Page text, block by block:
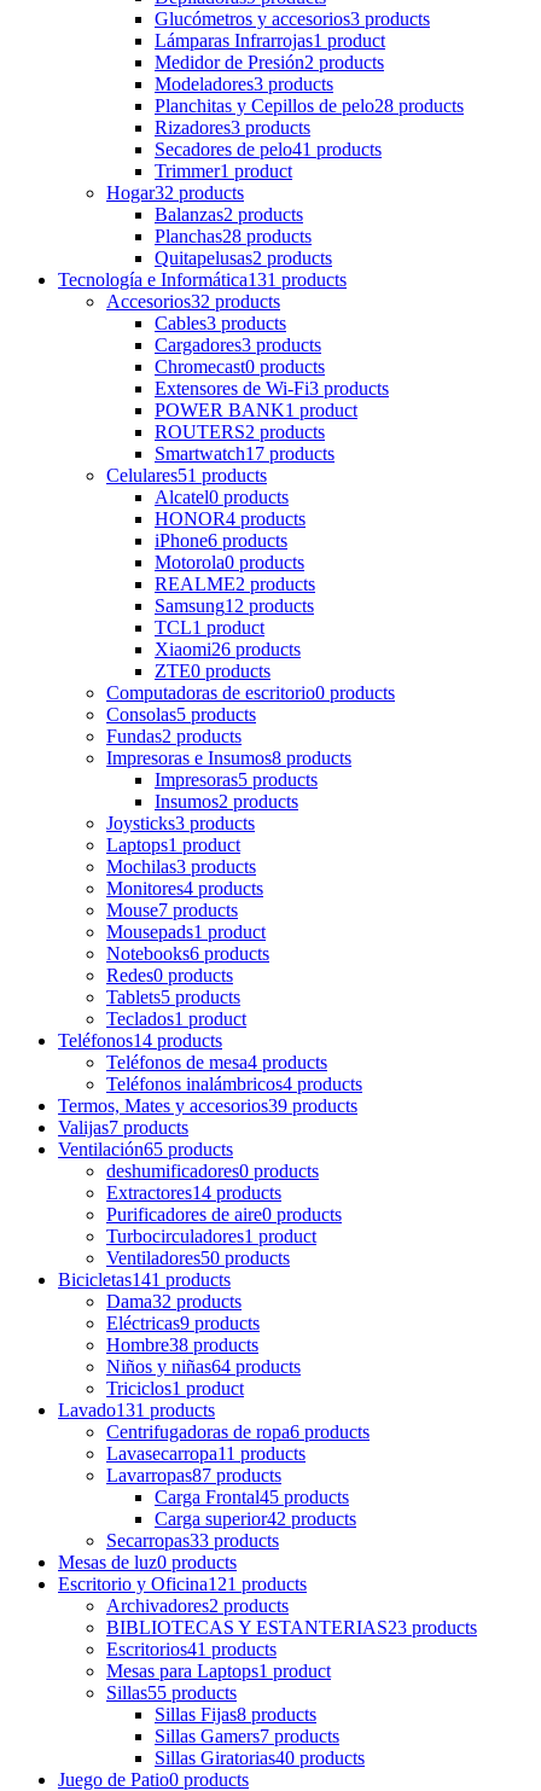
Glucómetros y accesorios3 products
Lámparas Infrarrojas1 product
Medidor de Presión2 products
Modeladores3 products
Planchitas y Cepillos de pelo28 products
Rizadores3 products
Secadores de pelo41 products
Trimmer1 product
Hogar32 products
Balanzas2 products
Planchas28 products
Quitapelusas2 products
Tecnología e Informática131 products
Accesorios32 products
Cables3 products
Cargadores3 products
Chromecast0 products
Extensores de Wi-Fi3 products
POWER BANK1 product
ROUTERS2 products
Smartwatch17 products
Celulares51 products
Alcatel0 products
HONOR4 products
iPhone6 products
Motorola0 products
REALME2 products
Samsung12 products
TCL1 product
Xiaomi26 products
ZTE0 products
Computadoras de escritorio0 products
Consolas5 products
Fundas2 products
Impresoras e Insumos8 products
Impresoras5 products
Insumos2 products
Joysticks3 products
Laptops1 product
Mochilas3 products
Monitores4 products
Mouse7 products
Mousepads1 product
Notebooks6 products
Redes0 products
Tablets5 products
Teclados1 product
Teléfonos14 products
Teléfonos de mesa4 products
Teléfonos inalámbricos4 products
Termos, Mates y accesorios39 products
Valijas7 products
Ventilación65 products
deshumificadores0 products
Extractores14 products
Purificadores de aire0 products
Turbocirculadores1 product
Ventiladores50 products
Bicicletas141 products
Dama32 products
Eléctricas9 products
Hombre38 products
Niños y niñas64 products
Triciclos1 product
Lavado131 products
Centrifugadoras de ropa6 products
Lavasecarropa11 products
Lavarropas87 products
Carga Frontal45 products
Carga superior42 products
Secarropas33 products
Mesas de luz0 products
Escritorio y Oficina121 products
Archivadores2 products
BIBLIOTECAS Y ESTANTERIAS23 products
Escritorios41 products
Mesas para Laptops1 product
Sillas55 products
Sillas Fijas8 products
Sillas Gamers7 products
Sillas Giratorias40 products
Juego de Patio0 products